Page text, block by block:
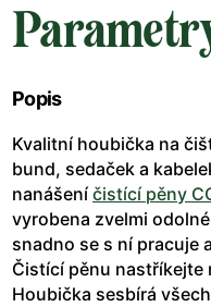
Popis
Kvalitní houbička na
bund, sedaček a
nanášeníčistící pěny
vyrobena zvelmi
snadno se s ní pracuje
Čistící pěnu nastříkejte
Houbička sesbírá